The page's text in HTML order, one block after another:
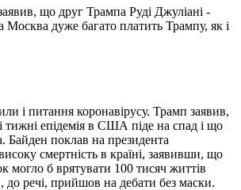
що друг Трампа Руді Джуліані -
Москва дуже багато платить Трампу, як і
і питання коронавірусу. Трамп заявив,
епідемія в США піде на спад і що
Байден поклав на президента
високу смертність в країні, заявивши, що
могло б врятувати 100 тисяч життів
до речі, прийшов на дебати без маски.